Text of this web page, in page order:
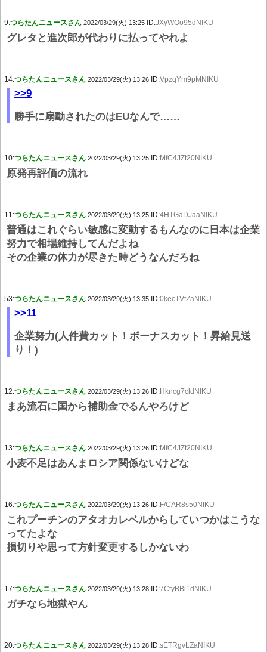
9:つらたんニュースさん 2022/03/29(火) 13:25 ID:JXyWOo95dNIKU
グレタと進次郎が代わりに払ってやれよ
14:つらたんニュースさん 2022/03/29(火) 13:26 ID:VpzqYm9pMNIKU
>>9
勝手に扇動されたのはEUなんで……
10:つらたんニュースさん 2022/03/29(火) 13:25 ID:MfC4JZt20NIKU
原発再評価の流れ
11:つらたんニュースさん 2022/03/29(火) 13:25 ID:4HTGaDJaaNIKU
普通はこれぐらい敏感に変動するもんなのに日本は企業
努力で相場維持してんだよね
その企業の体力が尽きた時どうなんだろね
53:つらたんニュースさん 2022/03/29(火) 13:35 ID:0kecTVtZaNIKU
>>11
企業努力(人件費カット！ボーナスカット！昇給見送
り！)
12:つらたんニュースさん 2022/03/29(火) 13:26 ID:Hkncg7cldNIKU
まあ流石に国から補助金でるんやろけど
13:つらたんニュースさん 2022/03/29(火) 13:26 ID:MfC4JZt20NIKU
小麦不足はあんまロシア関係ないけどな
16:つらたんニュースさん 2022/03/29(火) 13:26 ID:F/CAR8s50NIKU
これプーチンのアタオカレベルからしていつかはこうな
ってたよな
損切りや思って方針変更するしかないわ
17:つらたんニュースさん 2022/03/29(火) 13:28 ID:7CtyBBi1dNIKU
ガチなら地獄やん
20:つらたんニュースさん 2022/03/29(火) 13:28 ID:sETRgvLZaNIKU